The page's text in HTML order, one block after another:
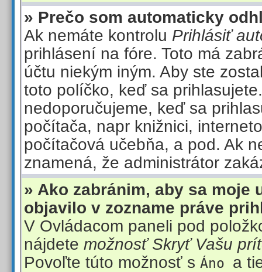
» Prečo som automaticky
Ak nemáte kontrolu Prihlásiť
prihlásení na fóre. Toto má
účtu niekým iným. Aby ste
toto políčko, keď sa
nedoporučujeme, keď sa
počítača, napr knižnici,
počítačová učebňa, a pod. Ak
znamená, že administrátor
» Ako zabránim, aby sa moje
objavilo v zozname práve
V Ovládacom paneli pod
nájdete možnosť Skryť Vašu
Povoľte túto možnosť s Áno a